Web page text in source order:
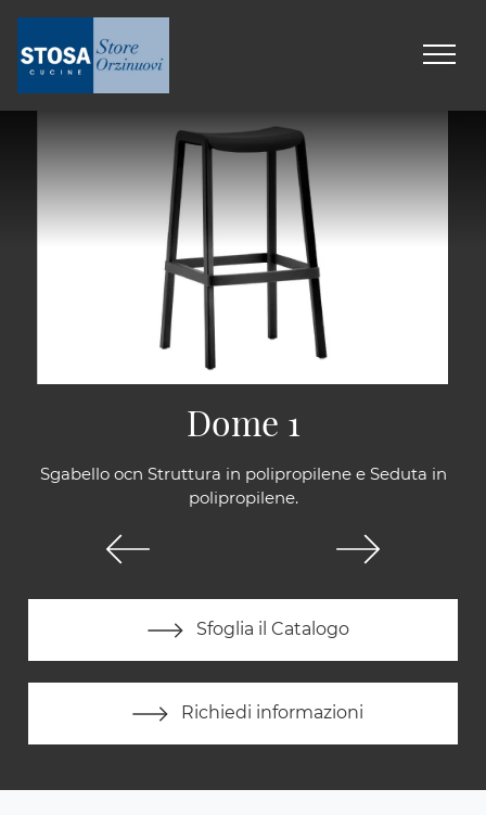
Sgabello ocn Struttura in polipropilene e Seduta in
polipropilene.
Sfoglia il Catalogo
Richiedi informazioni
Dome 1